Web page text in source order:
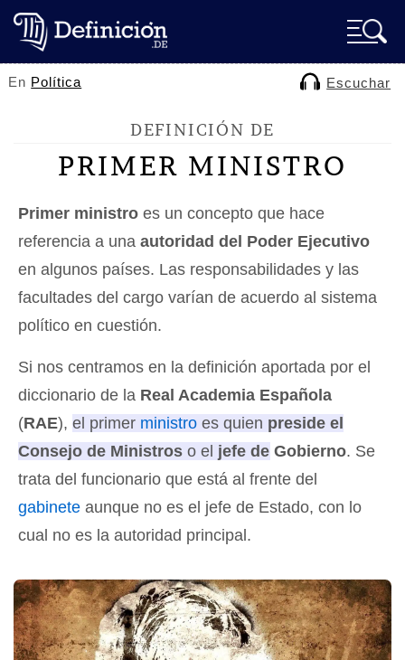
En Política Escuchar
DEFINICIÓN DE
PRIMER MINISTRO
Primer ministro es un concepto que hace
referencia a una autoridad del Poder Ejecutivo
en algunos países. Las responsabilidades y las
facultades del cargo varían de acuerdo al sistema
político en cuestión.
Si nos centramos en la definición aportada por el
diccionario de la Real Academia Española
(RAE), el primer ministro es quien preside el
Consejo de Ministros o el jefe de Gobierno. Se
trata del funcionario que está al frente del
gabinete aunque no es el jefe de Estado, con lo
cual no es la autoridad principal.